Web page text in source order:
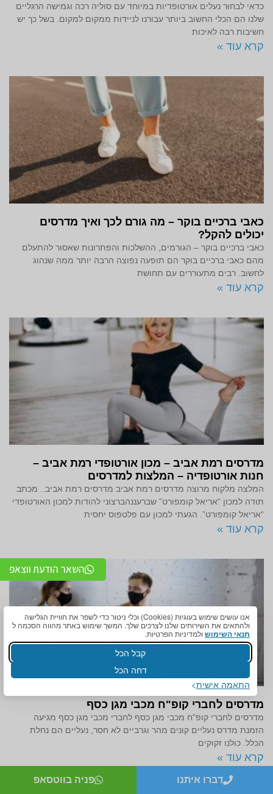
אנו עושים שימוש בעוגיות (Cookies) וכלי ניטור כדי לשפר את חוויית הגלישה
ולהתאים את השירותים שלנו לצרכים שלך. המשך שימוש באתר מהווה הסכמה ל
תנאי השימוש ולמדיניות הפרטיות.
קבל הכל
דחה הכל
התאמה אישית
כדאי לבחור נעלים אורטופדיות במיוחד עם סוליה רכה וגמישה הרגליים
שלנו הם הכלי החשוב ביותר עבורנו לניידות ממקום למקום. בשל כך יש
חשיבות רבה לאיכות
קרא עוד »
כאבי ברכיים בוקר – מה גורם לכך ואיך מדרסים
יכולים להקל?
כאבי ברכיים בוקר – הגורמים, ההשלכות והפתרונות שאסור להתעלם
מהם כאבי ברכיים בוקר הם תופעה נפוצה הרבה יותר ממה שנהוג
לחשוב. רבים מתעוררים עם תחושת
קרא עוד »
מדרסים רמת אביב – מכון אורטופדי רמת אביב –
חנות אורטופדיה – המלצות למדרסים
המלצה מלקוח מרוצה מדרסים רמת אביב מדרסים רמת אביב.. מכתב
תודה למכון “אריאל קומפורט” שברעננהברצוני להודות למכון האורטופדי
“אריאל קומפורט”. הגעתי למכון עם פלטפוס יחסית
קרא עוד »
מדרסים לחברי קופ"ח מכבי מגן כסף
מדרסים לחברי קופ"ח מכבי מגן כסף לחברי מכבי מגן כסף מגיעה
הזמנת מדרס נעליים קונים מהר וגרביים לא חסר, נעליים הם נחלת
הכלל. כולנו זקוקים
קרא עוד »
השאר הודעת ווצאפ
דברו איתנו פניה בווטסאפ